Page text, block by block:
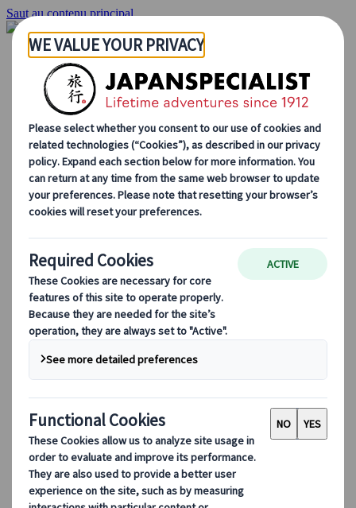
Saut au contenu principal
Accueil
Voyages
Circuits individuels
Circuits en groupe
Circuits autotours
Excursions
Voyages de groupe sur mesure
Japan Rail Pass
Découvrez notre travail
Qui sommes-nous ?
Notre équipe
Rejoignez notre équipe
Le Japon au fil des saisons
Les incontournables du Japon
La culture japonaise
La gastronomie japonaise
Explorer le Japon en train
Questions fréquentes
Informations utiles
Règles du savoir-vivre au Japon
Conduire au Japon
Réserver avec nous
Japan Rail Pass
Hébergement
Consultation en ligne
Japanspecialist
Destinations
Toutes les destinations
Tomonoura